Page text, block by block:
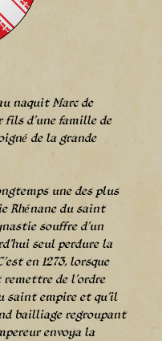
naquit Marc de
fils d’une famille de
de la grande
une des plus
Rhénane du saint
souffre d’un
seul perdure la
en 1273, lorsque
de l’ordre
saint empire et qu’il
bailliage regroupant
envoya la